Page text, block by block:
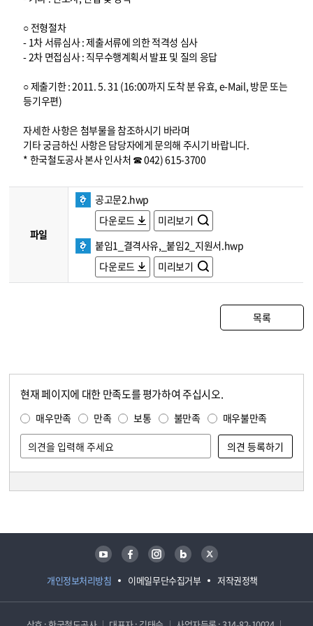
○ 전형절차
- 1차 서류심사 : 제출서류에 의한 적격성 심사
- 2차 면접심사 : 직무수행계획서 발표 및 질의 응답
○ 제출기한 : 2011. 5. 31 (16:00까지 도착 분 유효, e-Mail, 방문 또는
등기우편)
자세한 사항은 첨부물을 참조하시기 바라며
기타 궁금하신 사항은 담당자에게 문의해 주시기 바랍니다.
* 한국철도공사 본사 인사처 ☎ 042) 615-3700
파일
공고문2.hwp
다운로드
미리보기
붙임1_결격사유,_붙임2_지원서.hwp
다운로드
미리보기
목록
현재 페이지에 대한 만족도를 평가하여 주십시오.
매우만족 만족 보통 불만족 매우불만족
개인정보처리방침 이메일무단수집거부 저작권정책
유튜브 페이스북 인스타그램 블로그 트위터